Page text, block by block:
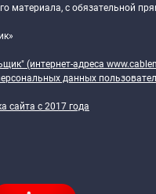
материала, с обязательной
(интернет-адреса
данных
сайта c 2017 года